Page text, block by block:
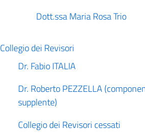
Dott.ssa Maria Rosa Trio
Collegio dei Revisori
Dr. Fabio ITALIA
Dr. Roberto PEZZELLA
supplente)
Collegio dei Revisori cessati